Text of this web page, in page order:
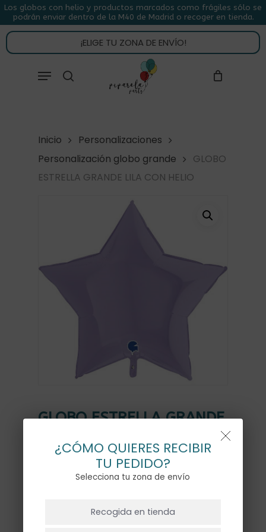
Skip
to
main
content
Los globos con helio y productos marcados como frágiles sólo se
podrán enviar dentro de la M40 de Madrid o recoger en tienda.
¡ELIGE TU ZONA DE ENVÍO!
Menu
CARRITO CLOSE
CART
Inicio
Personalizaciones
Personalización globo grande
GLOBO
ESTRELLA GRANDE LILA CON HELIO
GLOBO ESTRELLA GRANDE
LILA CON HELIO
€
Sin existencias
Menu
¿CÓMO QUIERES RECIBIR
TU PEDIDO?
Selecciona tu zona de envío
Recogida en tienda